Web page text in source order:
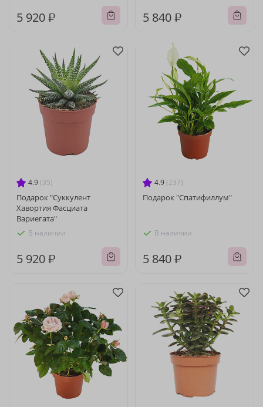
5 920 ₽ 5 840 ₽
4.9 (35)
Подарок "Суккулент
Хавортия Фасциата
Вариегата"
В наличии
5 920 ₽
4.9 (237)
Подарок "Спатифиллум"
В наличии
5 840 ₽